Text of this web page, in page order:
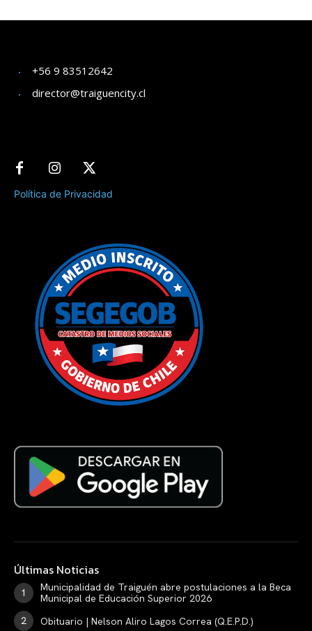
+56 9 83512642
director@traiguencity.cl
Política de Privacidad
Últimas Noticias
Municipalidad de Traiguén abre postulaciones a la Beca
Municipal de Educación Superior 2026
Obituario | Nelson Aliro Lagos Correa (Q.E.P.D.)